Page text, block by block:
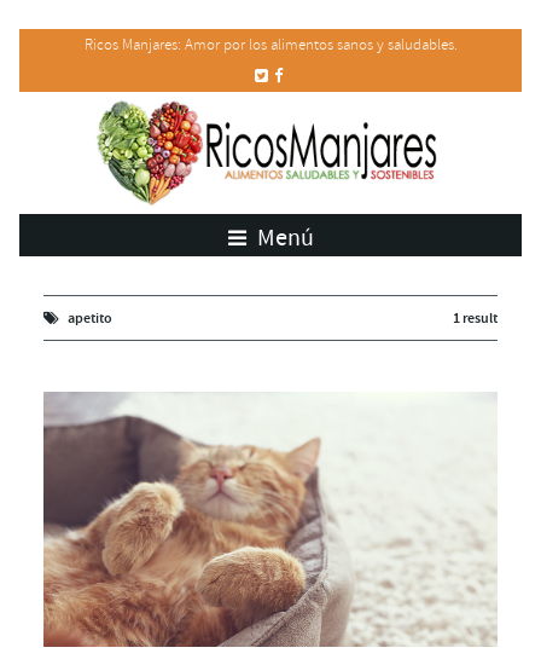
Ricos Manjares: Amor por los alimentos sanos y saludables.
Menú
apetito 1 result